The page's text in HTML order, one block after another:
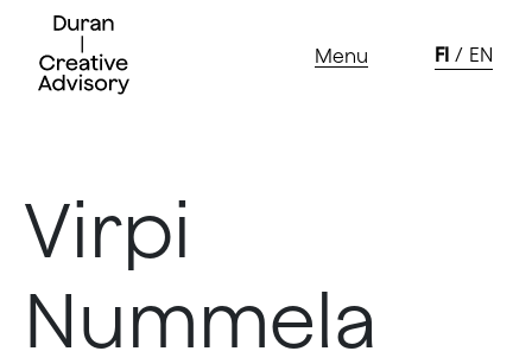
content
Menu FI EN
Virpi
Nummela